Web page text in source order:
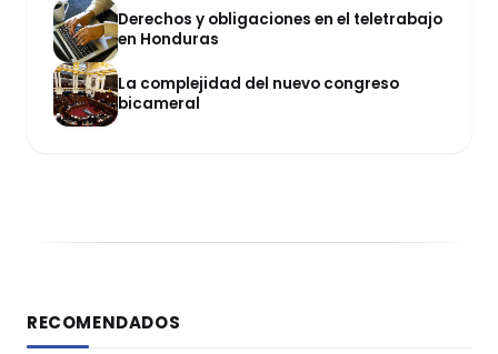
Derechos y obligaciones en el teletrabajo
en Honduras
La complejidad del nuevo congreso
bicameral
RECOMENDADOS
DERECHO CONSTITUCIONAL